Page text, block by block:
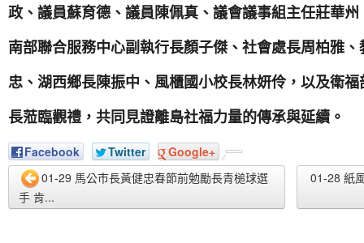
政、議員蘇育德、議員陳佩真、議會議事組主任莊華
南部聯合服務中心副執行長顏子傑、社會處長周柏雅
忠、湖西鄉長陳振中、風櫃國小校長林妍伶，以及衛
長蒞臨觀禮，共同見證離島社福力量的傳承與延續。
Facebook Twitter
Google+
01-29 馬公市長黃健忠春節前勉勵長青槌球選
手 肯...
01-28 紙